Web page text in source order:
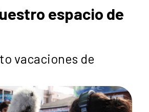
espacio de
vacaciones de